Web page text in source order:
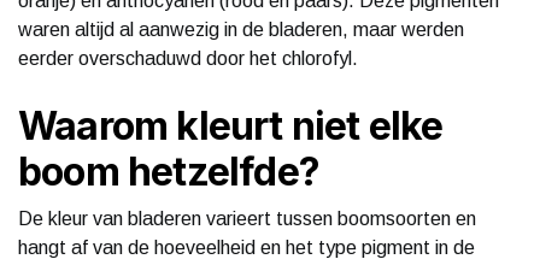
waren altijd al aanwezig in de bladeren, maar werden
eerder overschaduwd door het chlorofyl.
Waarom kleurt niet elke
boom hetzelfde?
De kleur van bladeren varieert tussen boomsoorten en
hangt af van de hoeveelheid en het type pigment in de